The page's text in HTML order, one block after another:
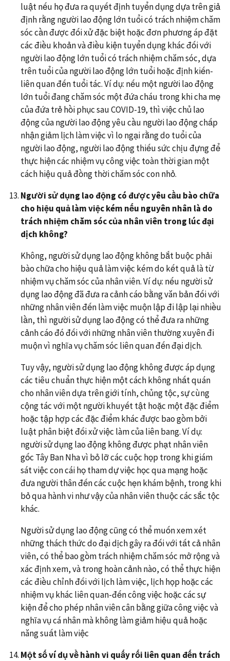
luật nếu họ đưa ra quyết định tuyển dụng dựa trên giả
định rằng người lao động lớn tuổi có trách nhiệm chăm
sóc cần được đối xử đặc biệt hoặc đơn phương áp đặt
các điều khoản và điều kiện tuyển dụng khác đối với
người lao động lớn tuổi có trách nhiệm chăm sóc, dựa
trên tuổi của người lao động lớn tuổi hoặc định kiến-
liên quan đến tuổi tác. Ví dụ: nếu một người lao động
lớn tuổi đang chăm sóc một đứa cháu trong khi cha mẹ
của đứa trẻ hồi phục sau COVID-19, thì việc chủ lao
động của người lao động yêu cầu người lao động chấp
nhận giảm lịch làm việc vì lo ngại rằng do tuổi của
người lao động, người lao động thiếu sức chịu đựng để
thực hiện các nhiệm vụ công việc toàn thời gian một
cách hiệu quả đồng thời chăm sóc con nhỏ.
Người sử dụng lao động có được yêu cầu bào chữa
cho hiệu quả làm việc kém nếu nguyên nhân là do
trách nhiệm chăm sóc của nhân viên trong lúc đại
dịch không?
Không, người sử dụng lao động không bắt buộc phải
bào chữa cho hiệu quả làm việc kém do kết quả là từ
nhiệm vụ chăm sóc của nhân viên. Ví dụ: nếu người sử
dụng lao động đã đưa ra cảnh cáo bằng văn bản đối với
những nhân viên đến làm việc muộn lập đi lập lại nhiều
lần, thì người sử dụng lao động có thể đưa ra những
cảnh cáo đó đối với những nhân viên thường xuyên đi
muộn vì nghĩa vụ chăm sóc liên quan đến đại dịch.
Tuy vậy, người sử dụng lao động không được áp dụng
các tiêu chuẩn thực hiện một cách không nhất quán
cho nhân viên dựa trên giới tính, chủng tộc, sự cùng
cộng tác với một người khuyết tật hoặc một đặc điểm
hoặc tập hợp các đặc điểm khác được bao gồm bởi
luật phân biệt đối xử việc làm của liên bang. Ví dụ:
người sử dụng lao động không được phạt nhân viên
gốc Tây Ban Nha vì bỏ lỡ các cuộc họp trong khi giám
sát việc con cái họ tham dự việc học qua mạng hoặc
đưa người thân đến các cuộc hẹn khám bệnh, trong khi
bỏ qua hành vi như vậy của nhân viên thuộc các sắc tộc
khác.
Người sử dụng lao động cũng có thể muốn xem xét
những thách thức do đại dịch gây ra đối với tất cả nhân
viên, có thể bao gồm trách nhiệm chăm sóc mở rộng và
xác định xem, và trong hoàn cảnh nào, có thể thực hiện
các điều chỉnh đối với lịch làm việc, lịch họp hoặc các
nhiệm vụ khác liên quan-đến công việc hoặc các sự
kiện để cho phép nhân viên cân bằng giữa công việc và
nghĩa vụ cá nhân mà không làm giảm hiệu quả hoặc
năng suất làm việc
Một số ví dụ về hành vi quấy rối liên quan đến trách